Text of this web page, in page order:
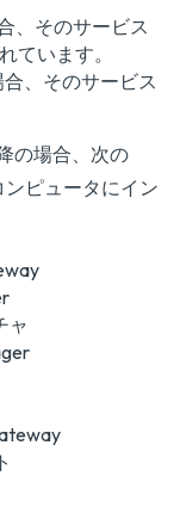
、そのサービス
ています。
、そのサービス
の場合、次の
ンピュータにイン
ャ